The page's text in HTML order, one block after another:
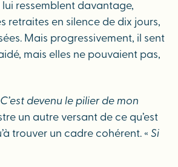
lui ressemblent davantage,
retraites en silence de dix jours,
Mais progressivement, il sent
mais elles ne pouvaient pas,
C’est devenu le pilier de mon
un autre versant de ce qu’est
trouver un cadre cohérent. « Si